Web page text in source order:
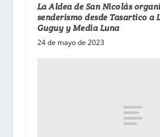
La Aldea de San Nicolás
senderismo desde Tasartico a
Guguy y Media Luna
24 de mayo de 2023